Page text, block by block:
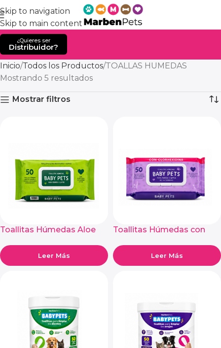
Skip to navigation
Skip to main content
¿Quieres ser
Distribuidor?
Inicio Todos los Productos TOALLAS HUMEDAS
Mostrando 5 resultados
Mostrar filtros
Toallitas Húmedas Aloe
Unidades Leer Más
Toallitas Húmedas con
Unidades Leer Más